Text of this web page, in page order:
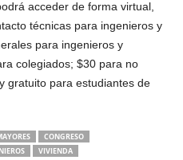
acceder de forma virtual,
técnicas para ingenieros y
para ingenieros y
colegiados; $30 para no
gratuito para estudiantes de
CONGRESO
VIVIENDA